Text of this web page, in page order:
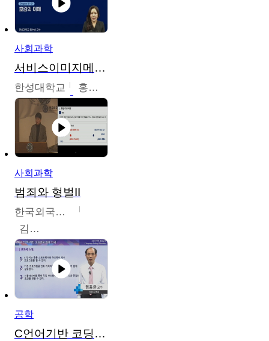
사회과학
서비스이미지메이킹
한성대학교 홍수남
사회과학
범죄와 형벌II
한국외국어대학교
김현수
공학
C언어기반 코딩교육